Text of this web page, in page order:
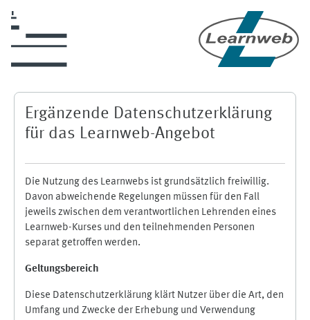
Ergänzende Datenschutzerklärung
für das Learnweb-Angebot
Die Nutzung des Learnwebs ist grundsätzlich freiwillig.
Davon abweichende Regelungen müssen für den Fall
jeweils zwischen dem verantwortlichen Lehrenden eines
Learnweb-Kurses und den teilnehmenden Personen
separat getroffen werden.
Geltungsbereich
Diese Datenschutzerklärung klärt Nutzer über die Art, den
Umfang und Zwecke der Erhebung und Verwendung